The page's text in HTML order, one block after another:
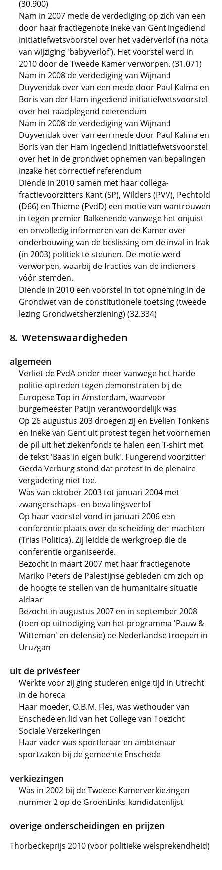
(30.900)
Nam in 2007 mede de verdediging op zich van een
door haar fractiegenote Ineke van Gent ingediend
initiatiefwetsvoorstel over het vaderverlof (na nota
van wijziging 'babyverlof'). Het voorstel werd in
2010 door de Tweede Kamer verworpen. (31.071)
Nam in 2008 de verdediging van Wijnand
Duyvendak over van een mede door Paul Kalma en
Boris van der Ham ingediend initiatiefwetsvoorstel
over het raadplegend referendum
Nam in 2008 de verdediging van Wijnand
Duyvendak over van een mede door Paul Kalma en
Boris van der Ham ingediend initiatiefwetsvoorstel
over het in de grondwet opnemen van bepalingen
inzake het correctief referendum
Diende in 2010 samen met haar collega-
fractievoorzitters Kant (SP), Wilders (PVV), Pechtold
(D66) en Thieme (PvdD) een motie van wantrouwen
in tegen premier Balkenende vanwege het onjuist
en onvolledig informeren van de Kamer over
onderbouwing van de beslissing om de inval in Irak
(in 2003) politiek te steunen. De motie werd
verworpen, waarbij de fracties van de indieners
vóór stemden.
Diende in 2010 een voorstel in tot opneming in de
Grondwet van de constitutionele toetsing (tweede
lezing Grondwetsherziening) (32.334)
Wetenswaardigheden
algemeen
Verliet de PvdA onder meer vanwege het harde
politie-optreden tegen demonstraten bij de
Europese Top in Amsterdam, waarvoor
burgemeester Patijn verantwoordelijk was
Op 26 augustus 203 droegen zij en Evelien Tonkens
en Ineke van Gent uit protest tegen het voornemen
de pil uit het ziekenfonds te halen een T-shirt met
de tekst 'Baas in eigen buik'. Fungerend voorzitter
Gerda Verburg stond dat protest in de plenaire
vergadering niet toe.
Was van oktober 2003 tot januari 2004 met
zwangerschaps- en bevallingsverlof
Op haar voorstel vond in januari 2006 een
conferentie plaats over de scheiding der machten
(Trias Politica). Zij leidde de werkgroep die de
conferentie organiseerde.
Bezocht in maart 2007 met haar fractiegenote
Mariko Peters de Palestijnse gebieden om zich op
de hoogte te stellen van de humanitaire situatie
aldaar
Bezocht in augustus 2007 en in september 2008
(toen op uitnodiging van het programma 'Pauw &
Witteman' en defensie) de Nederlandse troepen in
Uruzgan
uit de privésfeer
Werkte voor zij ging studeren enige tijd in Utrecht
in de horeca
Haar moeder, O.B.M. Fles, was wethouder van
Enschede en lid van het College van Toezicht
Sociale Verzekeringen
Haar vader was sportleraar en ambtenaar
sportzaken bij de gemeente Enschede
verkiezingen
Was in 2002 bij de Tweede Kamerverkiezingen
nummer 2 op de GroenLinks-kandidatenlijst
overige onderscheidingen en prijzen
Thorbeckeprijs 2010 (voor politieke welsprekendheid)